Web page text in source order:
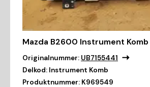
Mazda B2600 Instrument Komb
Originalnummer: UB7155441
Delkod: Instrument Komb
Produktnummer: K969549